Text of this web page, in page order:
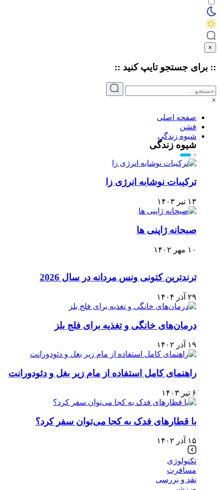
×
:: برای جستجو تایپکنید ::
×
صفحه اصلی
فشن
شیوه زندگی
شیوه زندگی
ترکیبات نوشابه انرژی زا
۱۳ تیر ۱۴۰۳
صبحانه ژاپنی ها
۱۰ مهر ۱۴۰۲
ترندترین کتونی‌ ونس مردانه در سال 2026
۲۹ آذر ۱۴۰۴
درمان‌های خانگی و تغذیه برای فلج بلز
۱۹ آذر ۱۴۰۲
راهنمای کامل استفاده از مام زیر بغل و دئودورانت
۶ تیر ۱۴۰۳
با قطارهای فدک به کجا می‌توان سفر کرد؟
۱۵ آذر ۱۴۰۲
تکنولوژی
مسافرت
نقد و بررسی